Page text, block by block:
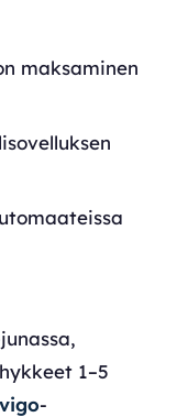
maksaminen
1–5
-